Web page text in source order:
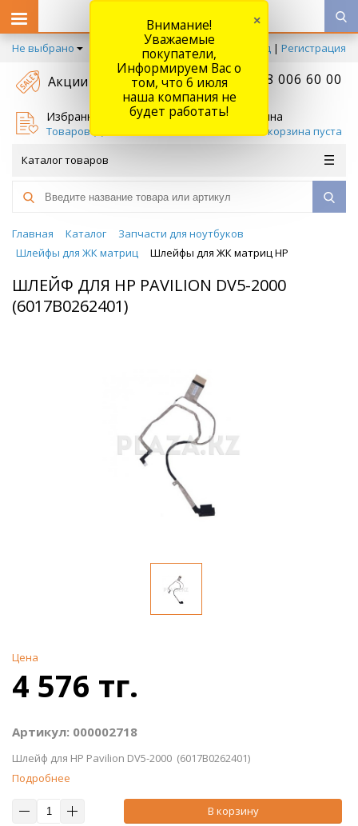
Не выбрано Вход | Регистрация
Акции +7 778 006 60 00
Избранное
Товаров (
Корзина
Ваша корзина пуста
Каталог товаров
Главная Каталог
Запчасти для ноутбуков
Шлейфы для ЖК матриц
Шлейфы для ЖК матриц HP
ШЛЕЙФ ДЛЯ HP PAVILION DV5-2000
(6017B0262401)
Цена
4 576 тг.
Артикул: 000002718
Шлейф для HP Pavilion DV5-2000 (6017B0262401)
Подробнее
В корзину
Внимание!
Уважаемые
покупатели,
Информируем Вас о
том, что 6 июля
наша компания не
будет работать!
×